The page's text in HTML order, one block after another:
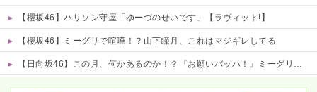
【櫻坂46】ハリソン守屋「ゆーづのせいです」【ラヴィット!】
【櫻坂46】ミーグリで喧嘩！？山下瞳月、これはマジギレしてる
【日向坂46】この月、何かあるのか！？『お願いバッハ！』ミーグリ日程がこちら